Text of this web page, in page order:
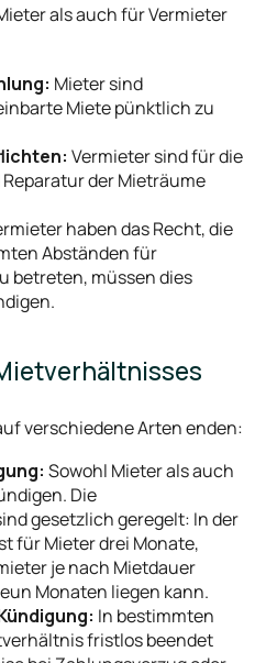
als auch für Vermieter
Mieter sind
Miete pünktlich zu
Vermieter sind für die
der Mieträume
haben das Recht, die
Abständen für
betreten, müssen dies
verschiedene Arten enden:
Sowohl Mieter als auch
Die
gesetzlich geregelt: In der
für Mieter drei Monate,
je nach Mietdauer
Monaten liegen kann.
In bestimmten
fristlos beendet